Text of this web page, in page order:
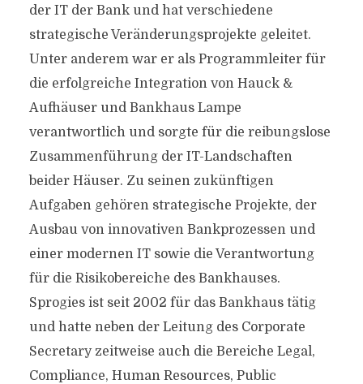
der IT der Bank und hat verschiedene
strategische Veränderungsprojekte geleitet.
Unter anderem war er als Programmleiter für
die erfolgreiche Integration von Hauck &
Aufhäuser und Bankhaus Lampe
verantwortlich und sorgte für die reibungslose
Zusammenführung der IT-Landschaften
beider Häuser. Zu seinen zukünftigen
Aufgaben gehören strategische Projekte, der
Ausbau von innovativen Bankprozessen und
einer modernen IT sowie die Verantwortung
für die Risikobereiche des Bankhauses.
Sprogies ist seit 2002 für das Bankhaus tätig
und hatte neben der Leitung des Corporate
Secretary zeitweise auch die Bereiche Legal,
Compliance, Human Resources, Public